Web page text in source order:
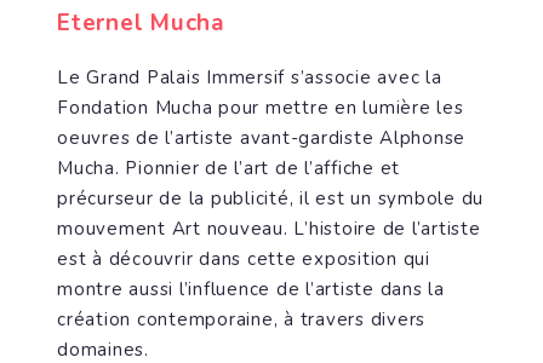
Eternel Mucha
Le Grand Palais Immersif s’associe avec la
Fondation Mucha pour mettre en lumière les
oeuvres de l’artiste avant-gardiste Alphonse
Mucha. Pionnier de l’art de l’affiche et
précurseur de la publicité, il est un symbole du
mouvement Art nouveau. L’histoire de l’artiste
est à découvrir dans cette exposition qui
montre aussi l’influence de l’artiste dans la
création contemporaine, à travers divers
domaines.